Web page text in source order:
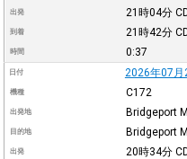
出発 21時04分
到着 21時42分
時間 0:37
日付 2026年07月
機種 C172
出発地 Bridgeport
目的地 Bridgeport
出発 20時34分